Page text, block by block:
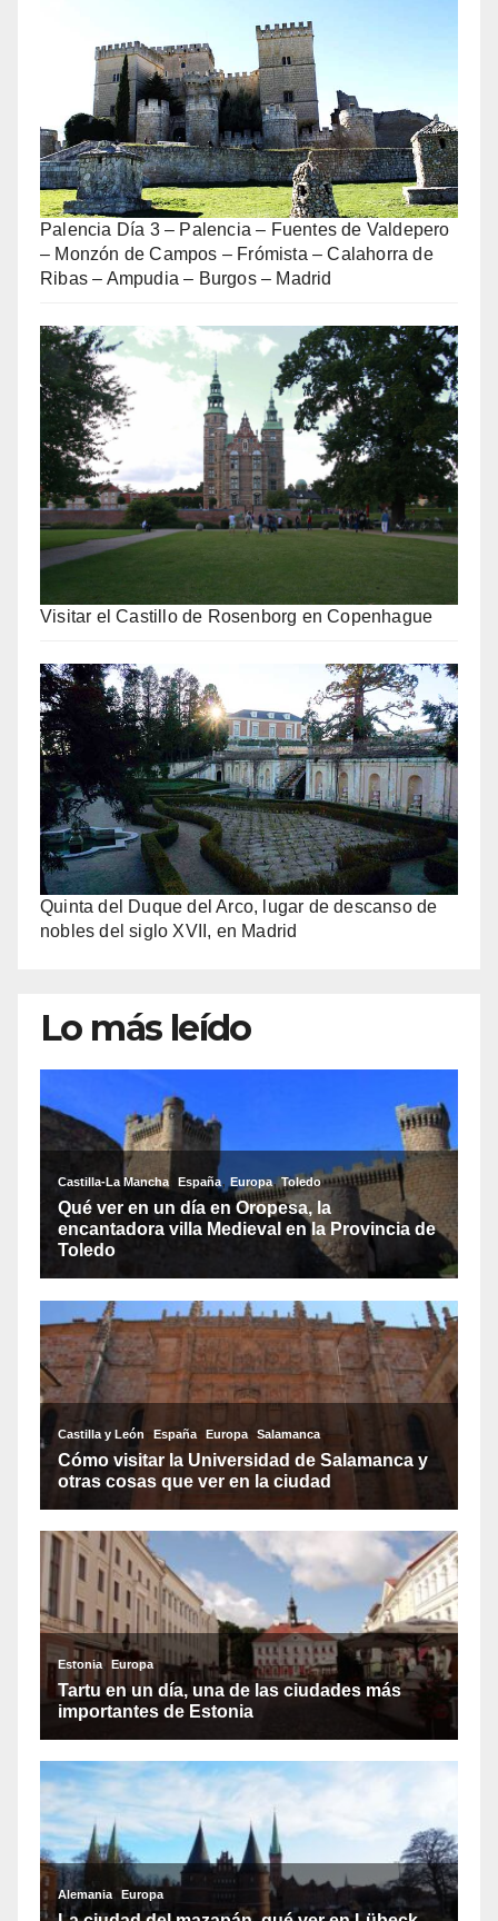
Palencia Día 3 – Palencia – Fuentes de Valdepero
– Monzón de Campos – Frómista – Calahorra de
Ribas – Ampudia – Burgos – Madrid
Visitar el Castillo de Rosenborg en Copenhague
Quinta del Duque del Arco, lugar de descanso de
nobles del siglo XVII, en Madrid
Lo más leído